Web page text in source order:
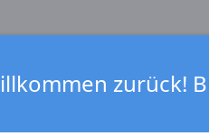
zurück!